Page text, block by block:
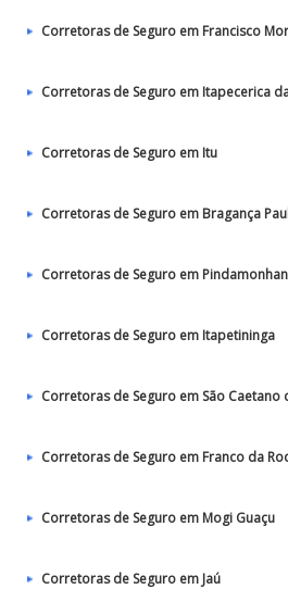
Corretoras de Seguro em Francisco
Corretoras de Seguro em Itapecerica
Corretoras de Seguro em Itu
Corretoras de Seguro em Bragança
Corretoras de Seguro em
Corretoras de Seguro em Itapetininga
Corretoras de Seguro em São Caetano
Corretoras de Seguro em Franco da
Corretoras de Seguro em Mogi Guaçu
Corretoras de Seguro em Jaú